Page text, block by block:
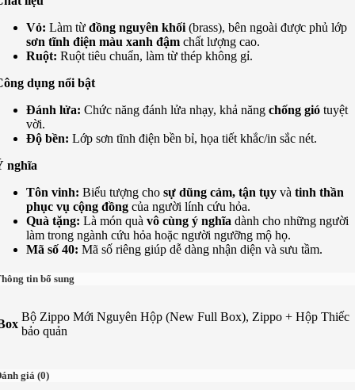
Vỏ: Làm từ đồng nguyên khối (brass), bên ngoài được phủ lớp
sơn tĩnh điện màu xanh đậm chất lượng cao.
Ruột: Ruột tiêu chuẩn, làm từ thép không gỉ.
dụng nổi bật
Đánh lửa: Chức năng đánh lửa nhạy, khả năng chống gió tuyệt
vời.
Độ bền: Lớp sơn tĩnh điện bền bỉ, họa tiết khắc/in sắc nét.
nghĩa
Tôn vinh: Biểu tượng cho sự dũng cảm, tận tụy và tinh thần
phục vụ cộng đồng của người lính cứu hỏa.
Quà tặng: Là món quà vô cùng ý nghĩa dành cho những người
làm trong ngành cứu hỏa hoặc người ngưỡng mộ họ.
Mã số 40: Mã số riêng giúp dễ dàng nhận diện và sưu tầm.
tin bổ sung
Bộ Zippo Mới Nguyên Hộp (New Full Box), Zippo + Hộp Thiếc
bảo quản
giá (0)